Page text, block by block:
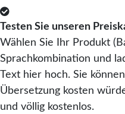
Testen Sie unseren
Wählen Sie Ihr Produkt
Sprachkombination und
Text hier hoch. Sie
Übersetzung kosten
und völlig kostenlos.